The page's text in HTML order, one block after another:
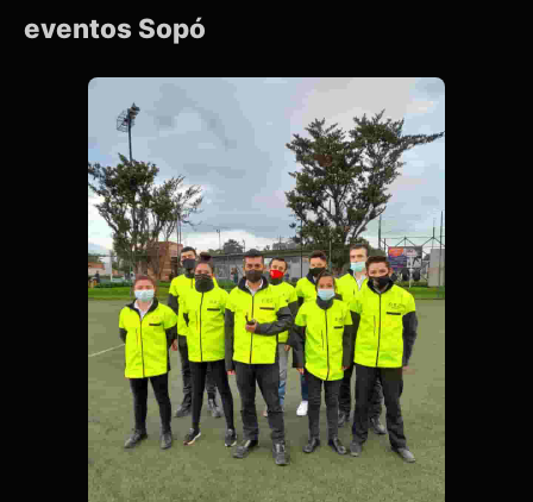
eventos Sopó